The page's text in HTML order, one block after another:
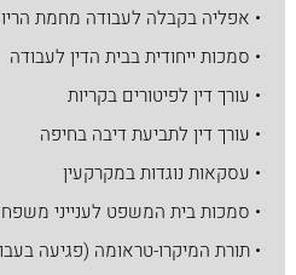
• אפליה בקבלה לעבודה מחמת
• סמכות ייחודית בבית הדין לעבודה
• עורך דין לפיטורים בקריות
• עורך דין לתביעת דיבה בחיפה
• עסקאות נוגדות במקרקעין
• סמכות בית המשפט לענייני
• תורת המיקרו-טראומה (פגיעה